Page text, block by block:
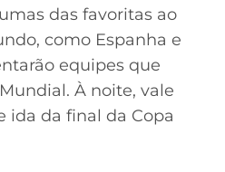
das favoritas ao
como Espanha e
equipes que
À noite, vale
ida da final da Copa